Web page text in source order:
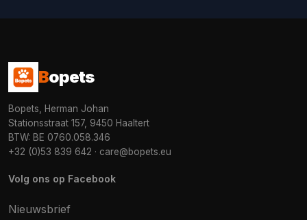
Bopets
Bopets, Herman Johan
Stationsstraat 157, 9450 Haaltert
BTW: BE 0760.058.346
+32 (0)53 839 642 · care@bopets.eu
Volg ons op Facebook
Nieuwsbrief